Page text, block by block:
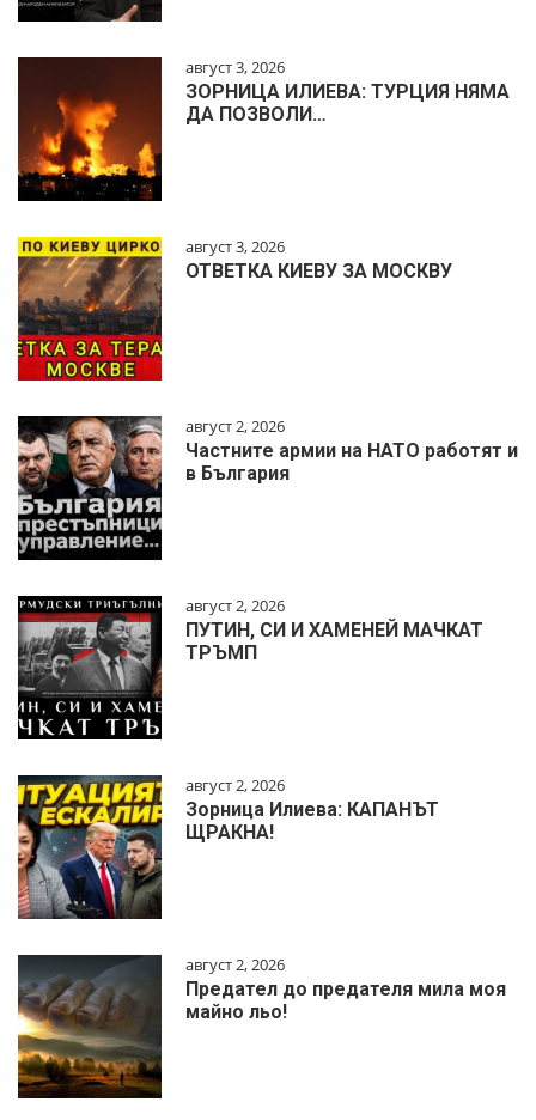
август 3, 2026
ЗОРНИЦА ИЛИЕВА: ТУРЦИЯ НЯМА
ДА ПОЗВОЛИ…
август 3, 2026
ОТВЕТКА КИЕВУ ЗА МОСКВУ
август 2, 2026
Частните армии на НАТО работят и
в България
август 2, 2026
ПУТИН, СИ И ХАМЕНЕЙ МАЧКАТ
ТРЪМП
август 2, 2026
Зорница Илиева: КАПАНЪТ
ЩРАКНА!
август 2, 2026
Предател до предателя мила моя
майно льо!